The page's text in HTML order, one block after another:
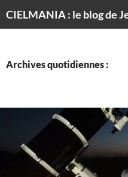
Archives quotidiennes :